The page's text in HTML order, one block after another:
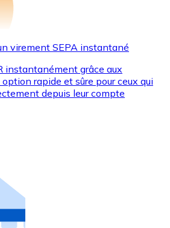
virement SEPA instantané
instantanément grâce aux
rapide et sûre pour ceux qui
depuis leur compte